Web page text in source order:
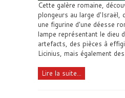
Cette galère romaine,
plongeurs au large d'Israël,
une figurine d'une déesse
lampe représentant le dieu
artefacts, des pièces à
Licinius, mais également
Lire la suite...